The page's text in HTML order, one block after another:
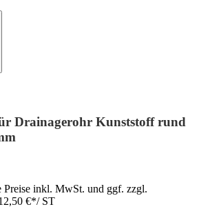
Drainagerohr Kunststoff rund
inkl. MwSt. und ggf. zzgl.
€*/ ST